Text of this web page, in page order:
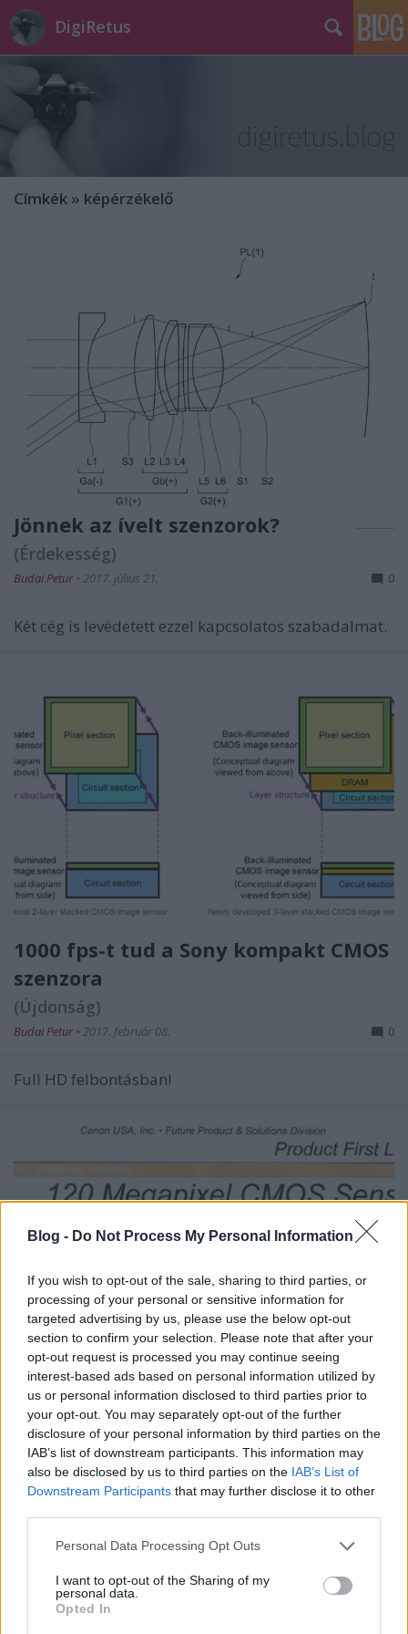
Blog - Do Not Process My Personal Information
If you wish to opt-out of the sale, sharing to third parties, or
processing of your personal or sensitive information for
targeted advertising by us, please use the below opt-out
section to confirm your selection. Please note that after your
opt-out request is processed you may continue seeing
interest-based ads based on personal information utilized by
us or personal information disclosed to third parties prior to
your opt-out. You may separately opt-out of the further
disclosure of your personal information by third parties on the
IAB’s list of downstream participants. This information may
also be disclosed by us to third parties on the IAB’s List of
Downstream Participants that may further disclose it to other
Please note that this website/app uses one or more Google
not limited to your visit or usage behaviour. You may click to
grant or deny consent to Google and its third-party tags to
use your data for below specified purposes in below Google
Personal Data Processing Opt Outs
I want to opt-out of the Sharing of my
personal data.
Opted In
DigiRetus
Címkék » képérzékelő
Jönnek az ívelt szenzorok?
(Érdekesség)
Budai Petur • 2017. július 21. 0
Két cég is levédetett ezzel kapcsolatos szabadalmat.
1000 fps-t tud a Sony kompakt CMOS
szenzora
(Újdonság)
Budai Petur • 2017. február 08. 0
Full HD felbontásban!
Komoly felbontású képérzékelőt árul
a Canon
(Újdonság)
Budai Petur•2016. november 04.